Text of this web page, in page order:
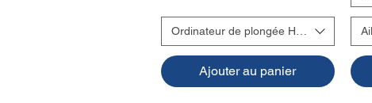
Ordinateur de plongée Halcyon
Ajouter au panier